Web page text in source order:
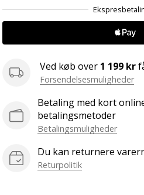
Ved køb over 1 199 kr
Forsendelsesmuligheder
Betaling med kort
betalingsmetoder
Betalingsmuligheder
Du kan returnere
Returpolitik